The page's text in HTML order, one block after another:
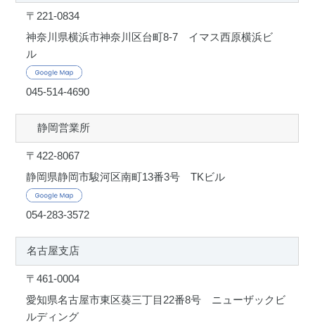
〒221-0834
神奈川県横浜市神奈川区台町8-7 イマス西原横浜ビ
ル
045-514-4690
静岡営業所
〒422-8067
静岡県静岡市駿河区南町13番3号 TKビル
054-283-3572
名古屋支店
〒461-0004
愛知県名古屋市東区葵三丁目22番8号 ニューザックビ
ルディング